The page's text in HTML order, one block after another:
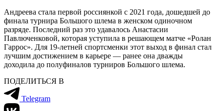
Андреева стала первой россиянкой с 2021 года, дошедшей до
финала турнира Большого шлема в женском одиночном
разряде. Последний раз это удавалось Анастасии
Павлюченковой, которая уступила в решающем матче «Ролан
Гаррос». Для 19-летней спортсменки этот выход в финал стал
лучшим достижением в карьере — ранее она дважды
доходила до полуфиналов турниров Большого шлема.
ПОДЕЛИТЬСЯ В
Telegram